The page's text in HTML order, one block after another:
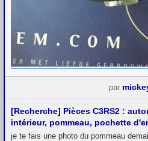
par
[Recherche] Pièces C3RS2 :
intérieur, pommeau, pochette
je te fais une photo du pommeau